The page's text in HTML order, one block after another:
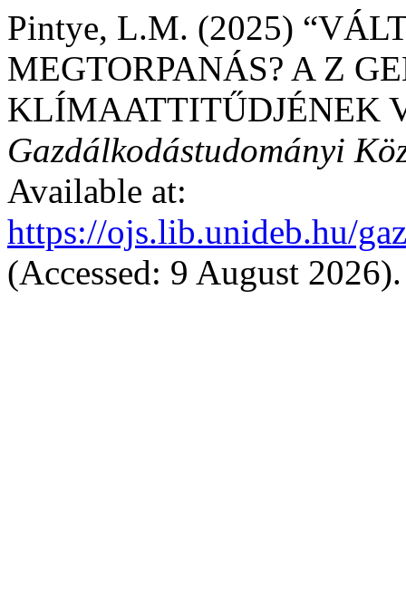
Pintye, L.M. (2025)
MEGTORPANÁS? A Z
KLÍMAATTITŰDJÉNEK
Gazdálkodástudományi
Available at:
https://ojs.lib.unideb.hu/
(Accessed: 9 August 2026).